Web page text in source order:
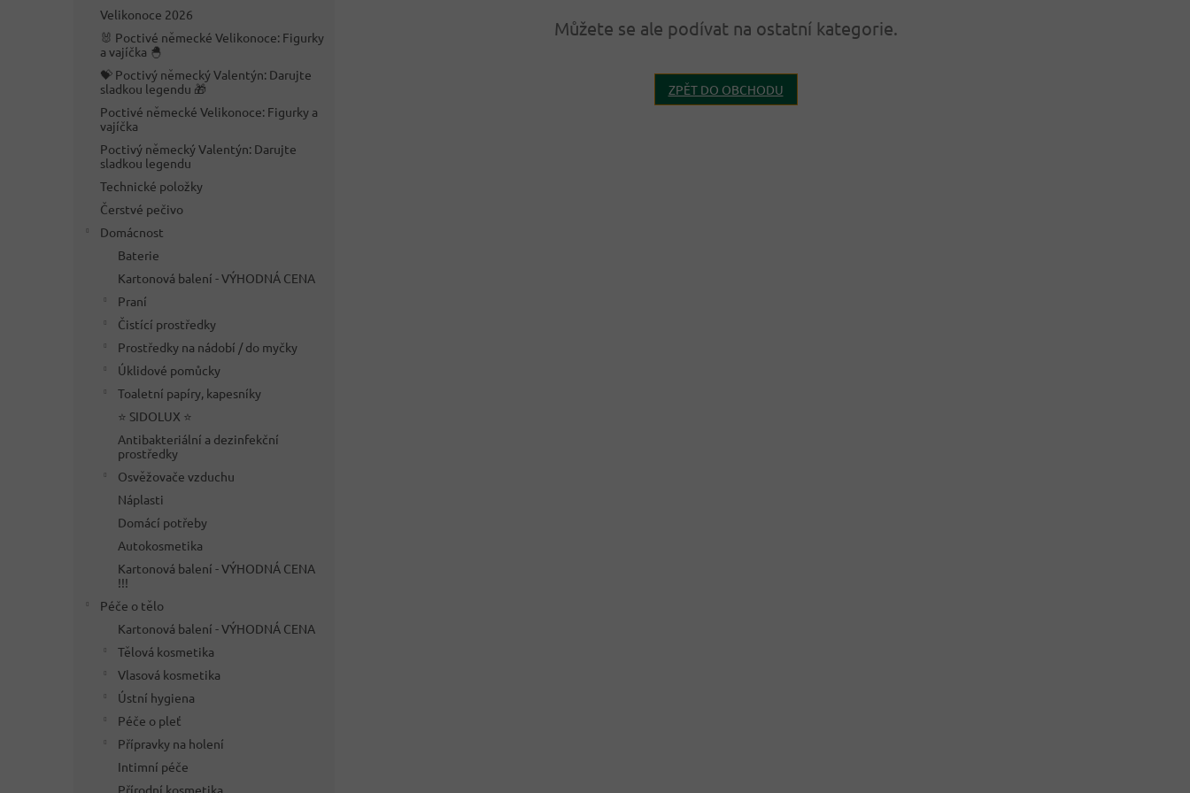
Velikonoce 2026
🐰 Poctivé německé Velikonoce: Figurky
a vajíčka 🐣
💝 Poctivý německý Valentýn: Darujte
sladkou legendu 🎁
Poctivé německé Velikonoce: Figurky a
vajíčka
Poctivý německý Valentýn: Darujte
sladkou legendu
Technické položky
Čerstvé pečivo
Domácnost
Baterie
Kartonová balení - VÝHODNÁ CENA
Praní
Čistící prostředky
Prostředky na nádobí / do myčky
Úklidové pomůcky
Toaletní papíry, kapesníky
⭐ SIDOLUX ⭐
Antibakteriální a dezinfekční
prostředky
Osvěžovače vzduchu
Náplasti
Domácí potřeby
Autokosmetika
Kartonová balení - VÝHODNÁ CENA
!!!
Péče o tělo
Kartonová balení - VÝHODNÁ CENA
Tělová kosmetika
Vlasová kosmetika
Ústní hygiena
Péče o pleť
Přípravky na holení
Intimní péče
Přírodní kosmetika
Můžete se ale podívat na ostatní kategorie.
ZPĚT DO OBCHODU